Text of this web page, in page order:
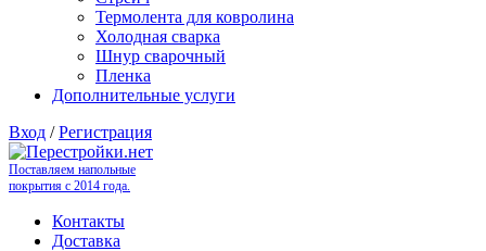
Термолента для ковролина
Холодная сварка
Шнур сварочный
Пленка
Дополнительные услуги
Вход /Регистрация
Поставляем напольные
покрытия с 2014 года.
Контакты
Доставка